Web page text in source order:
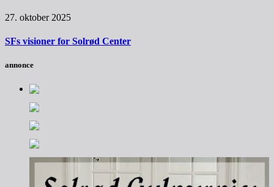
27. oktober 2025
SFs visioner for Solrød Center
annonce